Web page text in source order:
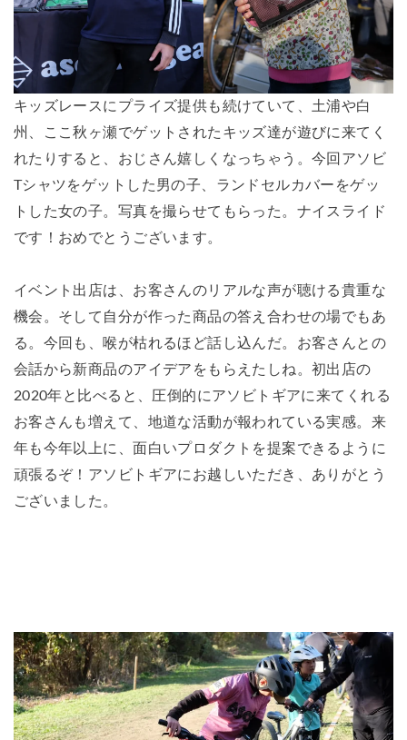
キッズレースにプライズ提供も続けていて、土浦や白
州、ここ秋ヶ瀬でゲットされたキッズ達が遊びに来てく
れたりすると、おじさん嬉しくなっちゃう。今回アソビ
Tシャツをゲットした男の子、ランドセルカバーをゲッ
トした女の子。写真を撮らせてもらった。ナイスライド
です！おめでとうございます。
イベント出店は、お客さんのリアルな声が聴ける貴重な
機会。そして自分が作った商品の答え合わせの場でもあ
る。今回も、喉が枯れるほど話し込んだ。お客さんとの
会話から新商品のアイデアをもらえたしね。初出店の
2020年と比べると、圧倒的にアソビトギアに来てくれる
お客さんも増えて、地道な活動が報われている実感。来
年も今年以上に、面白いプロダクトを提案できるように
頑張るぞ！アソビトギアにお越しいただき、ありがとう
ございました。